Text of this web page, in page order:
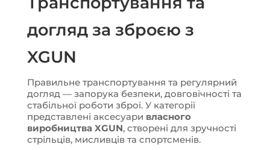
догляд за зброєю з
XGUN
Правильне транспортування та регулярний
догляд — запорука безпеки, довговічності та
стабільної роботи зброї. У категорії
представлені аксесуари власного
виробництва XGUN, створені для зручності
стрільців, мисливців та спортсменів.